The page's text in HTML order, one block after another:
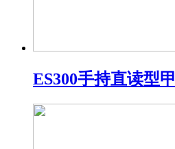
ES300手持直读型